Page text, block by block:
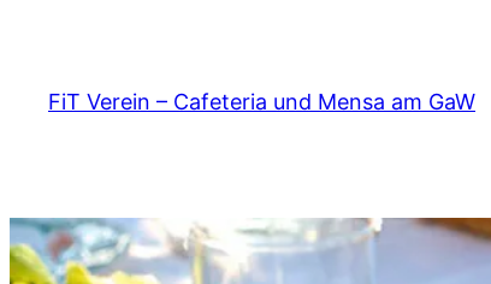
springen
FiT Verein – Cafeteria und Mensa am GaW